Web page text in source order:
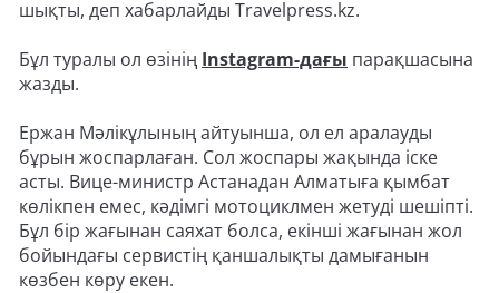
шықты, деп хабарлайды Travelpress.kz.
Бұл туралы ол өзінің Instagram-дағы парақшасына
жазды.
Ержан Мәлікұлының айтуынша, ол ел аралауды
бұрын жоспарлаған. Сол жоспары жақында іске
асты. Вице-министр Астанадан Алматыға қымбат
көлікпен емес, кәдімгі мотоциклмен жетуді шешіпті.
Бұл бір жағынан саяхат болса, екінші жағынан жол
бойындағы сервистің қаншалықты дамығанын
көзбен көру екен.